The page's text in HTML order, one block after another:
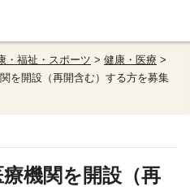
・福祉・スポーツ > 健康・医療 >
を開設（再開含む）する方を募集
機関を開設（再